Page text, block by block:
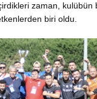
zaman, kulübün
biri oldu.